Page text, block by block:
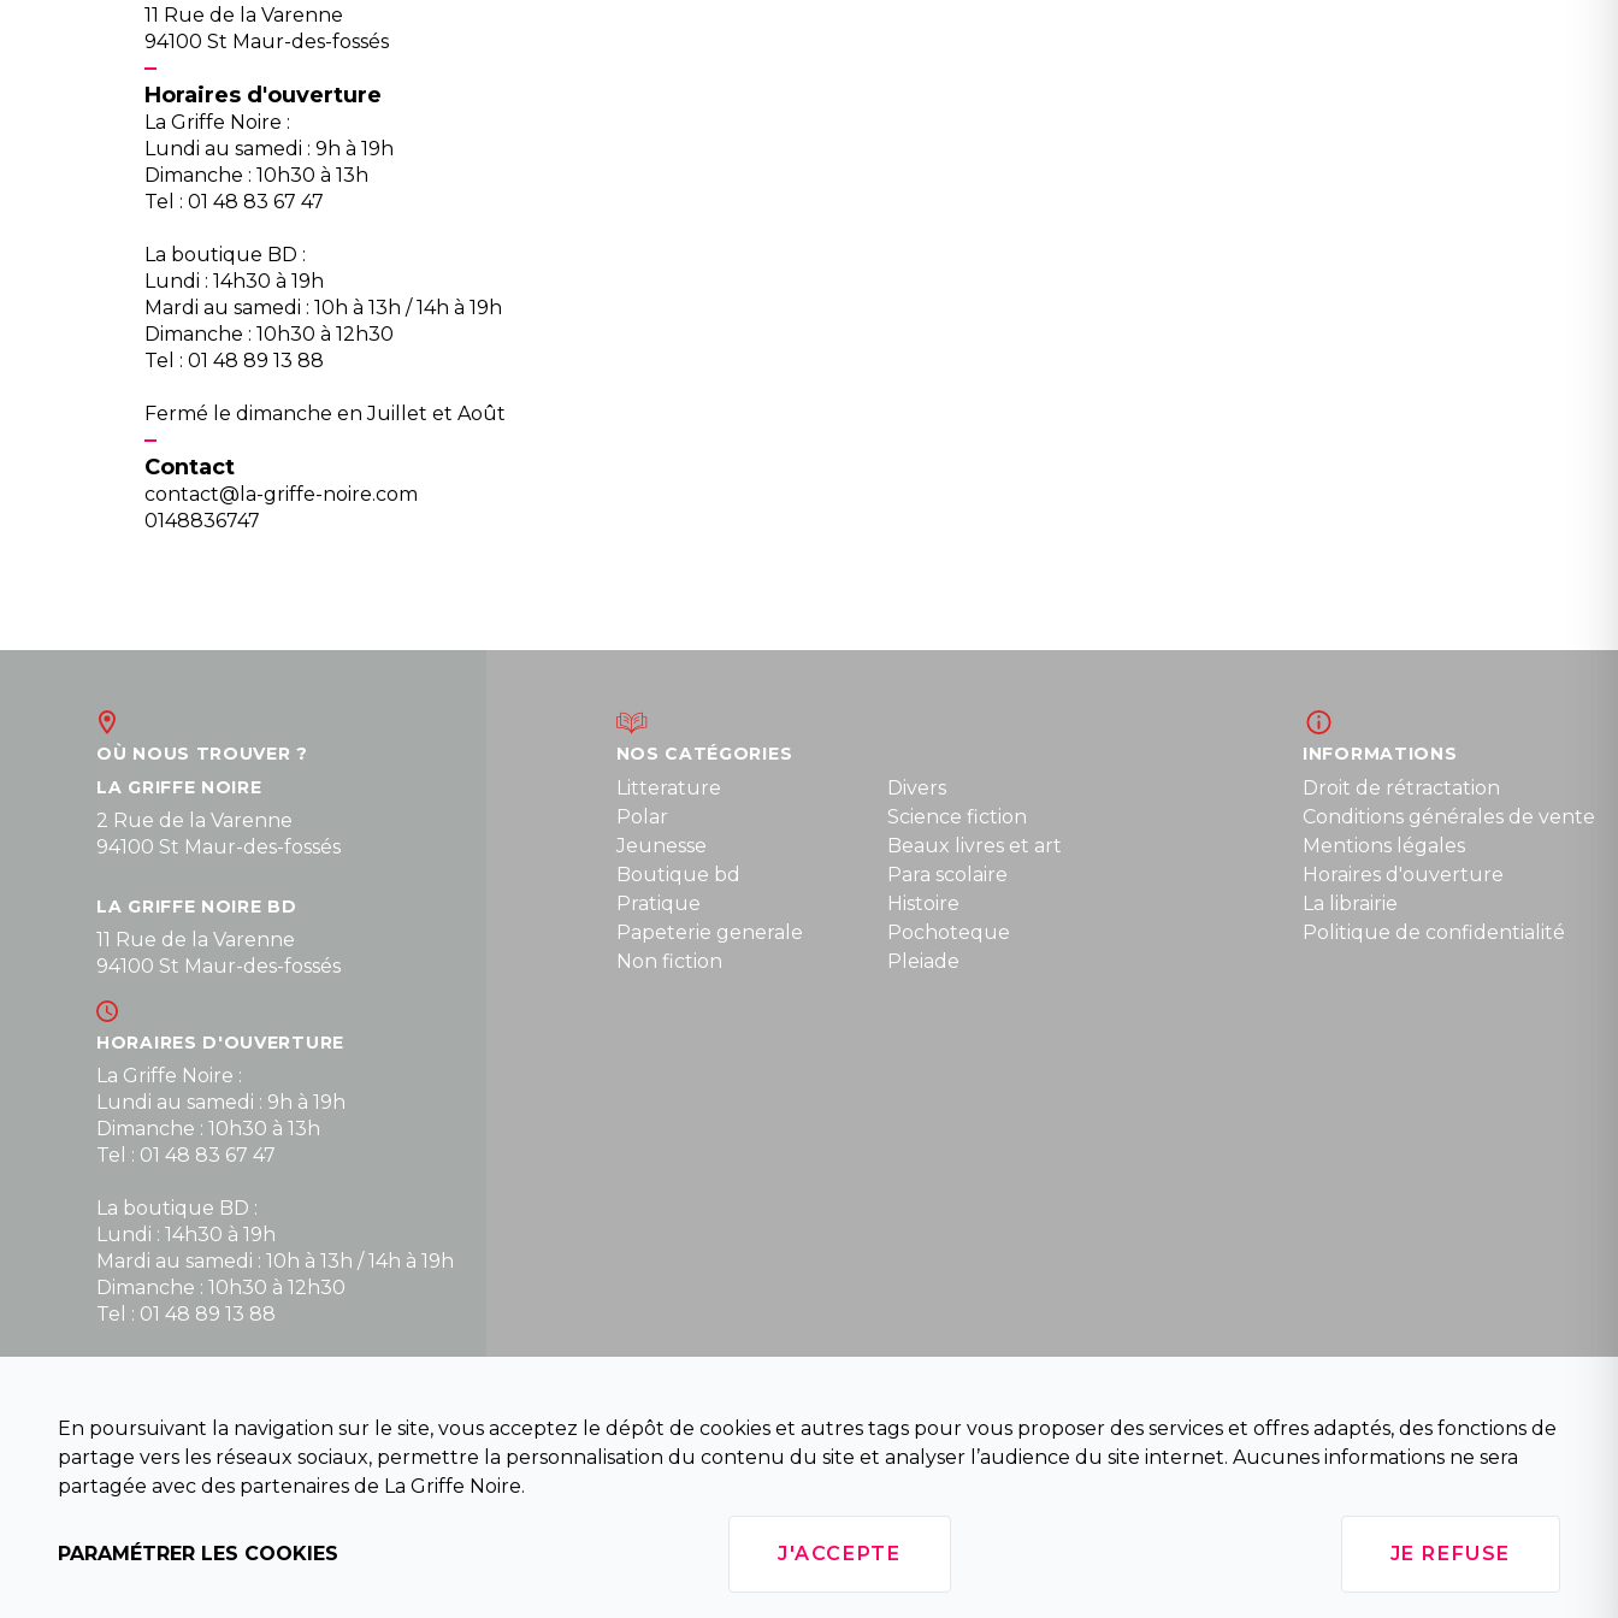
11 Rue de la Varenne
94100 St Maur-des-fossés
Horaires d'ouverture
La Griffe Noire :
Lundi au samedi : 9h à 19h
Dimanche : 10h30 à 13h
Tel : 01 48 83 67 47
La boutique BD :
Lundi : 14h30 à 19h
Mardi au samedi : 10h à 13h / 14h à 19h
Dimanche : 10h30 à 12h30
Tel : 01 48 89 13 88
Fermé le dimanche en Juillet et Août
Contact
contact@la-griffe-noire.com
0148836747
OÙ NOUS TROUVER ?
LA GRIFFE NOIRE
2 Rue de la Varenne
94100 St Maur-des-fossés
LA GRIFFE NOIRE BD
11 Rue de la Varenne
94100 St Maur-des-fossés
HORAIRES D'OUVERTURE
La Griffe Noire :
Lundi au samedi : 9h à 19h
Dimanche : 10h30 à 13h
Tel : 01 48 83 67 47
La boutique BD :
Lundi : 14h30 à 19h
Mardi au samedi : 10h à 13h / 14h à 19h
Dimanche : 10h30 à 12h30
Tel : 01 48 89 13 88
NOUS CONTACTER
contact@la-griffe-noire.com
NOS CATÉGORIES
Litterature
Polar
Jeunesse
Boutique bd
Pratique
Papeterie generale
Non fiction
Divers
Science fiction
Beaux livres et art
Para scolaire
Histoire
Pochoteque
Pleiade
INFORMATIONS
Droit de rétractation
Conditions générales de vente
Mentions légales
Horaires d'ouverture
La librairie
Politique de confidentialité
En poursuivant la navigation sur le site, vous acceptez le dépôt de cookies et autres tags pour vous proposer des services et offres adaptés, des fonctions de
partage vers les réseaux sociaux, permettre la personnalisation du contenu du site et analyser l’audience du site internet. Aucunes informations ne sera
partagée avec des partenaires de La Griffe Noire.
PARAMÉTRER LES COOKIES J'ACCEPTE JE REFUSE